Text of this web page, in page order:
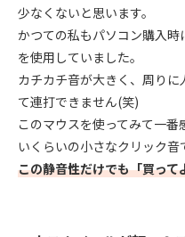
少なくないと思います。
かつての私もパソコン購入
を使用していました。
カチカチ音が大きく、周り
て連打できません(笑)
このマウスを使ってみて一
いくらいの小さなクリック音
この静音性だけでも「買っ